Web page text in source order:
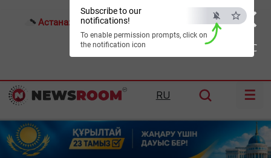
×
ESC
Subscribe to our
notifications!
To enable permission prompts, click on
the notification icon
Астана: 17°C Алматы: Шымкент:21°C
RU ☰